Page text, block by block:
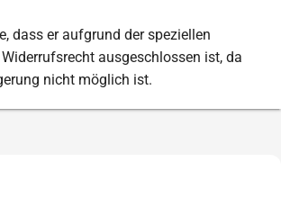
dass er aufgrund der speziellen
ausgeschlossen ist, da
nicht möglich ist.